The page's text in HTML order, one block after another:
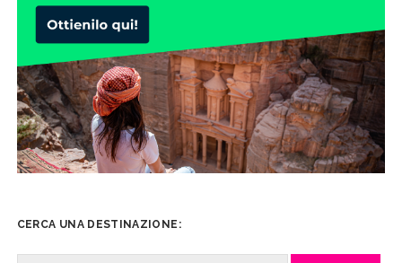
CERCA UNA DESTINAZIONE: